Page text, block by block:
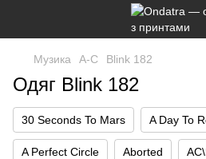
Музика A-C Blink 182
Одяг Blink 182
30 Seconds To Mars A Day To
A Perfect Circle Aborted